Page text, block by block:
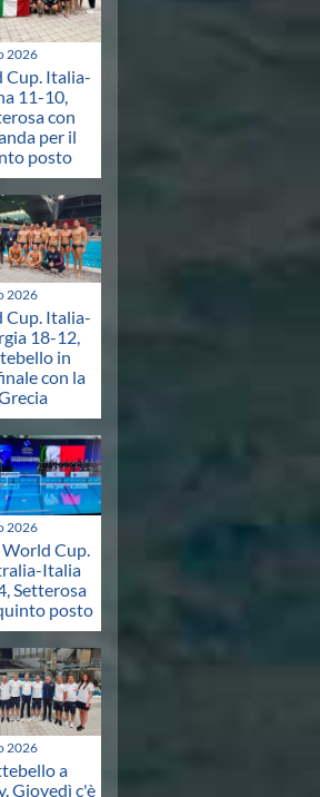
2026
Cup. Italia-
11-10,
con
per il
posto
2026
Cup. Italia-
18-12,
in
con la
2026
Cup.
Italia
Setterosa
posto
2026
a
Giovedì c'è